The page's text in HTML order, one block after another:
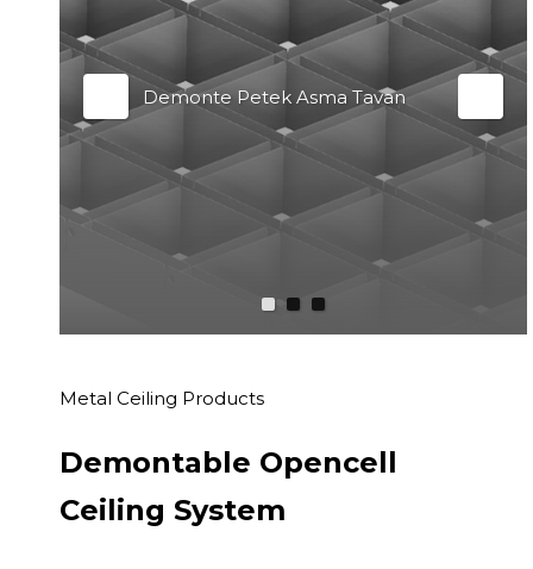
Demonte Petek Asma Tavan
Metal Ceiling Products
Demontable Opencell
Ceiling System